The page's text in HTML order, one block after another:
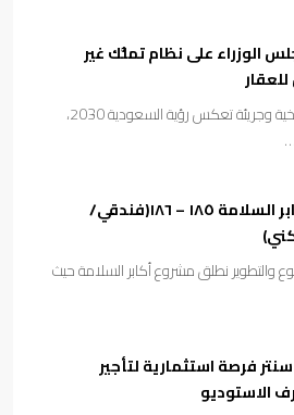
الوزراء على نظام تملُّك غير
في خطوة تاريخية وجريئة تعكس رؤية السعودية 2030،
مشروع أكابر السلامة ١٨٥ – ١٨٦(فندقي/
والتطوير نطلق مشروع أكابر السلامة حيث
فرصة استثمارية لتأجير
الاستوديو